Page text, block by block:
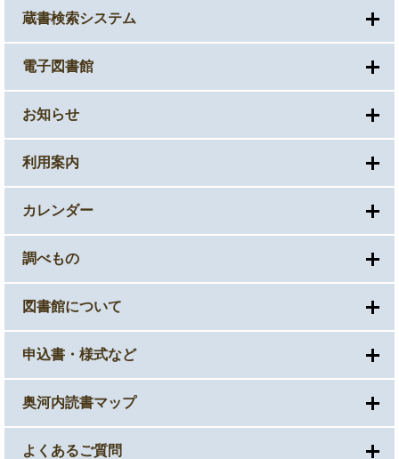
蔵書検索システム
電子図書館
お知らせ
利用案内
カレンダー
調べもの
図書館について
申込書・様式など
奥河内読書マップ
よくあるご質問